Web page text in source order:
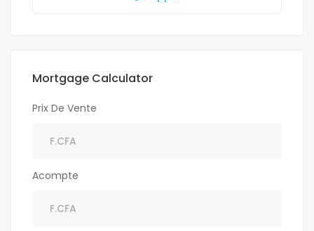
Mortgage Calculator
Prix De Vente
Acompte